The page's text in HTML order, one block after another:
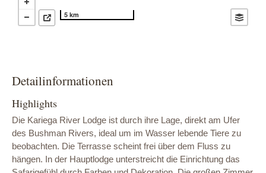
5 km
Detailinformationen
Highlights
Die Kariega River Lodge ist durch ihre Lage, direkt am Ufer
des Bushman Rivers, ideal um im Wasser lebende Tiere zu
beobachten. Die Terrasse scheint frei über dem Fluss zu
hängen. In der Hauptlodge unterstreicht die Einrichtung das